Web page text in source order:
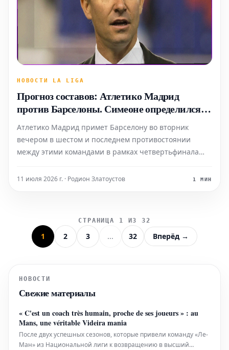
НОВОСТИ LA LIGA
Прогноз составов: Атлетико Мадрид
против Барселоны. Симеоне определился с
основой, Флик в сомнениях.
Атлетико Мадрид примет Барселону во вторник
вечером в шестом и последнем противостоянии
между этими командами в рамках четвертьфинала
преимущество в два мяча после первого матча. Диего
11 июля 2026 г. · Родион Златоустов 1 МИН
СТРАНИЦА 1 ИЗ 32
1 2 3 ... 32 Вперёд →
НОВОСТИ
Свежие материалы
« C'est un coach très humain, proche de ses joueurs » : au
Mans, une véritable Videira mania
После двух успешных сезонов, которые привели команду «Ле-
Ман» из Национальной лиги к возвращению в высший